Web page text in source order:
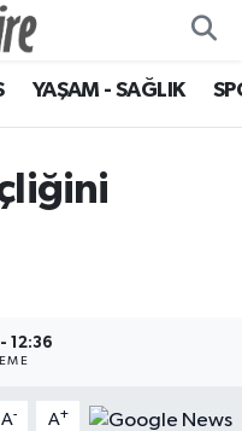
YAŞAM - SAĞLIK
12:36
A- A+
Fikstür